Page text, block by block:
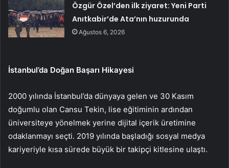
Özgür Özel’den ilk ziyaret: Yeni Parti
Anıtkabir’de Ata’nın huzurunda
Ağustos 6, 2026
İstanbul’da Doğan Başarı Hikayesi
2000 yılında İstanbul’da dünyaya gelen ve 30 Kasım
doğumlu olan Cansu Tekin, lise eğitiminin ardından
üniversiteye yönelmek yerine dijital içerik üretimine
odaklanmayı seçti. 2019 yılında başladığı sosyal medya
kariyeriyle kısa sürede büyük bir takipçi kitlesine ulaştı.